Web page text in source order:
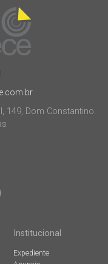
149, Dom Constantino.
Institucional
Expediente